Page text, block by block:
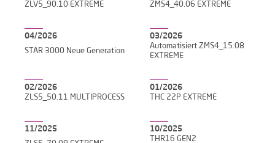
ZLV5_90.10 EXTREME
ZMS4_40.06 EXTREME
04/2026
STAR 3000 Neue Generation
03/2026
Automatisiert ZMS4_15.08
EXTREME
02/2026
ZLS5_50.11 MULTIPROCESS
01/2026
THC 22P EXTREME
11/2025
10/2025
THR16 GEN2